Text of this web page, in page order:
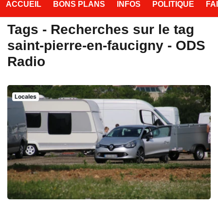
ACCUEIL BONS PLANS INFOS POLITIQUE
Tags - Recherches sur le tag
saint-pierre-en-faucigny - ODS
Radio
Locales